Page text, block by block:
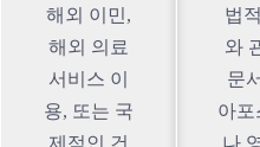
해외 이민,
해외 의료
서비스 이
용, 또는 국
법
와
문
아포